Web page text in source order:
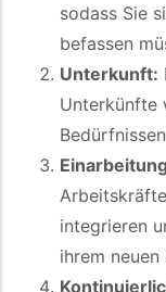
sodass Sie
befassen
Unterkunft:
Unterkünfte
integrieren
ihrem